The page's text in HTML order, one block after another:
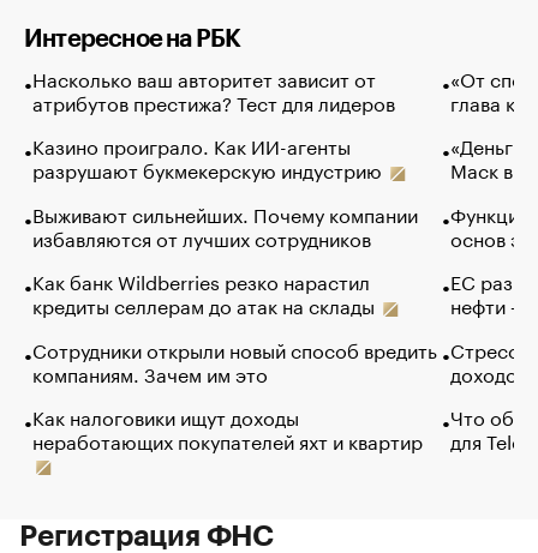
Интересное на РБК
Насколько ваш авторитет зависит от
атрибутов престижа? Тест для лидеров
Казино проиграло. Как ИИ-агенты
разрушают букмекерскую индустрию
Выживают сильнейших. Почему компании
избавляются от лучших сотрудников
Как банк Wildberries резко нарастил
кредиты селлерам до атак на склады
Сотрудники открыли новый способ вредить
компаниям. Зачем им это
Как налоговики ищут доходы
неработающих покупателей яхт и квартир
«От
глава
«Деньги
Маск в
Функции
основ
ЕС
нефти —
Стресс
доходов
Что
для
Регистрация ФНС